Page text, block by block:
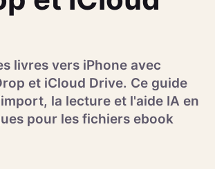
livres vers iPhone avec
et iCloud Drive. Ce guide
la lecture et l'aide IA en
pour les fichiers ebook